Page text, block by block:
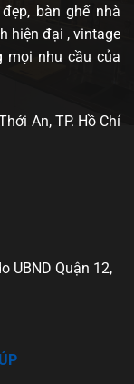
bàn ghế nhà
hiện đại , vintage
mọi nhu cầu của
An, TP. Hồ Chí
UBND Quận 12,